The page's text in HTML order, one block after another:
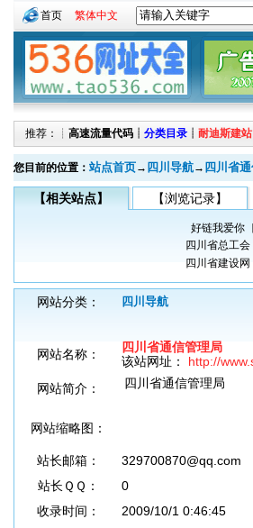
首页 繁体中文
推荐：┊ 高速流量代码 ┊ 分类目录 ┊ 耐迪斯建站
您目前的位置： 站点首页→ 四川导航→ 四川省
【相关站点】 【浏览记录】
好链我爱你
四川省总工会
四川省建设网
网站分类： 四川导航
网站名称：
四川省通信管理局
该站网址： http://
网站简介：
四川省通信管理局
网站缩略图：
站长邮箱：
329700870@qq.com
站长ＱＱ：
0
收录时间：
2009/10/1 0:46:45